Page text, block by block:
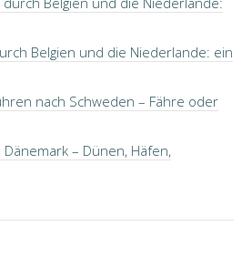
Belgien und die Niederlande: ein
nach Schweden – Fähre oder
Dänemark – Dünen, Häfen,